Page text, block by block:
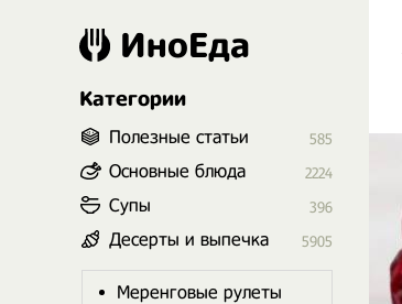
ИноЕда
Категории
Полезные статьи 585
Основные блюда 2224
Супы 396
Десерты и выпечка 5905
Меренговые рулеты